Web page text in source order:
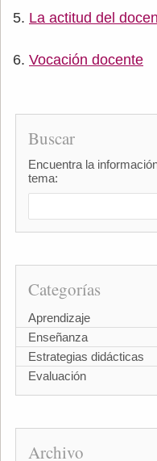
La actitud del
Vocación docente
Buscar
Encuentra la
tema:
Categorías
Aprendizaje
Enseñanza
Estrategias didácticas
Evaluación
Archivo